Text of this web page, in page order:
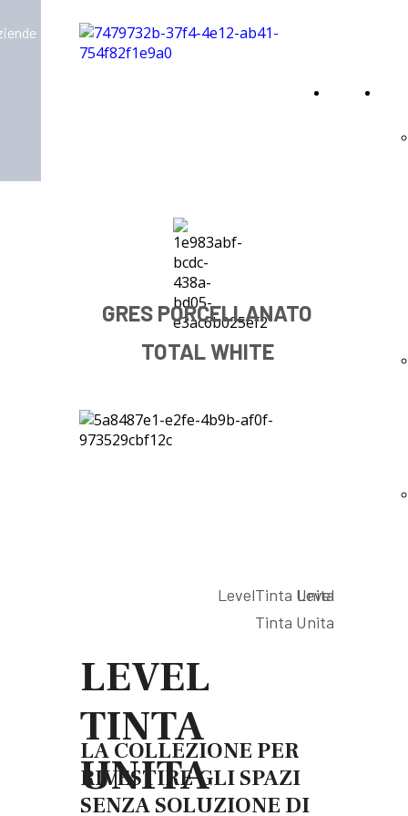
Home
GRES PORCELLANATO
TOTAL WHITE
LEVEL
TINTA
UNITA
LA COLLEZIONE PER
RIVESTIRE GLI SPAZI
SENZA SOLUZIONE DI
LevelTinta Unita
Level
Tinta Unita